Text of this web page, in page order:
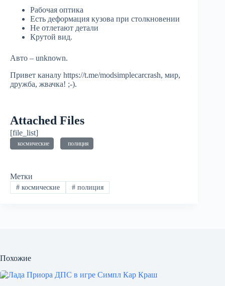
Рабочая оптика
Есть деформация кузова при столкновении
Не отлетают детали
Крутой вид.
Авто – unknown.
Привет каналу https://t.me/modsimplecarcrash, мир,
дружба, жвачка! ;-).
Attached Files
[file_list]
космические полиция
Метки
#космические #полиция
Похожие